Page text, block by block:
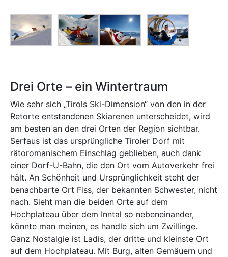
Drei Orte – ein Wintertraum
Wie sehr sich „Tirols Ski-Dimension“ von den in der
Retorte entstandenen Skiarenen unterscheidet, wird
am besten an den drei Orten der Region sichtbar.
Serfaus ist das ursprüngliche Tiroler Dorf mit
rätoromanischem Einschlag geblieben, auch dank
einer Dorf-U-Bahn, die den Ort vom Autoverkehr frei
hält. An Schönheit und Ursprünglichkeit steht der
benachbarte Ort Fiss, der bekannten Schwester, nicht
nach. Sieht man die beiden Orte auf dem
Hochplateau über dem Inntal so nebeneinander,
könnte man meinen, es handle sich um Zwillinge.
Ganz Nostalgie ist Ladis, der dritte und kleinste Ort
auf dem Hochplateau. Mit Burg, alten Gemäuern und